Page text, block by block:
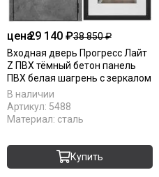
цена29 140 ₽38 850 ₽
Входная дверь Прогресс Лайт
Z ПВХ тёмный бетон панель
ПВХ белая шагрень с зеркалом
В наличии
Артикул: 5488
Материал: сталь
Купить